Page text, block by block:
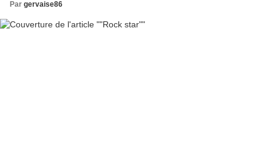
Par gervaise86